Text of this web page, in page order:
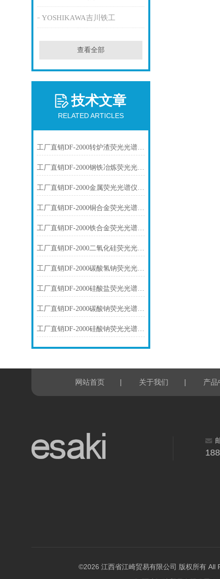
YOSHIKAWA吉川铁工
查看全部
技术文章
RELATED ARTICLES
工厂直销DF-2000转炉渣荧光光谱仪技术参数
工厂直销DF-2000钢铁冶炼荧光光谱仪技术参数
工厂直销DF-2000金属荧光光谱仪技术参数
工厂直销DF-2000铜合金荧光光谱仪技术参数
工厂直销DF-2000铁合金荧光光谱仪技术参数
工厂直销DF-2000二氧化硅荧光光谱仪技术参数
工厂直销DF-2000碳酸氢钠荧光光谱仪技术参数
工厂直销DF-2000硅酸盐荧光光谱仪技术参数
工厂直销DF-2000碳酸钠荧光光谱仪技术参数
工厂直销DF-2000硅酸钠荧光光谱仪技术参数
网站首页 | 关于我们 | 产品
©2026 江西省江崎贸易有限公司 版权所有 All